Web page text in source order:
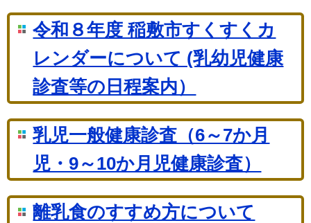
令和８年度 稲敷市すくすくカ
レンダーについて (乳幼児健康
診査等の日程案内）
乳児一般健康診査（6～7か月
児・9～10か月児健康診査）
離乳食のすすめ方について